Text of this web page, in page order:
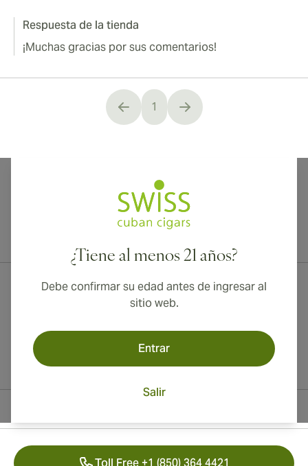
Respuesta de la tienda
¡Muchas gracias por sus comentarios!
You're currently reading page
1
¿Tiene al menos 21 años?
Debe confirmar su edad antes de ingresar al
sitio web.
Entrar
Salir
Toll Free +1 (850) 364 4421